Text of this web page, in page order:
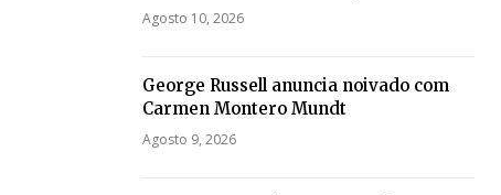
Agosto 10, 2026
George Russell anuncia noivado com
Carmen Montero Mundt
Agosto 9, 2026